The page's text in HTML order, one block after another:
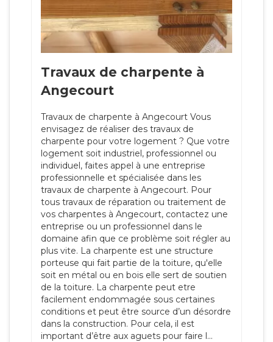
Travaux de charpente à
Angecourt
Travaux de charpente à Angecourt Vous
envisagez de réaliser des travaux de
charpente pour votre logement ? Que votre
logement soit industriel, professionnel ou
individuel, faites appel à une entreprise
professionnelle et spécialisée dans les
travaux de charpente à Angecourt. Pour
tous travaux de réparation ou traitement de
vos charpentes à Angecourt, contactez une
entreprise ou un professionnel dans le
domaine afin que ce problème soit régler au
plus vite. La charpente est une structure
porteuse qui fait partie de la toiture, qu'elle
soit en métal ou en bois elle sert de soutien
de la toiture. La charpente peut etre
facilement endommagée sous certaines
conditions et peut être source d’un désordre
dans la construction. Pour cela, il est
important d’être aux aguets pour faire l...